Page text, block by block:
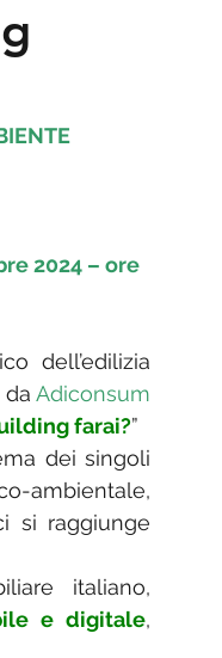
2024 – ore
dell’edilizia
da Adiconsum
farai?”
dei singoli
ambientale,
si raggiunge
italiano,
e digitale,